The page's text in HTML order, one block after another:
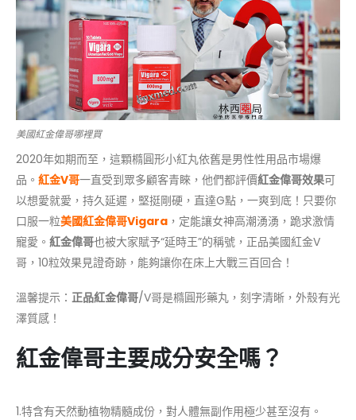
美國紅金偉哥哪裡買
2020年如期而至，這顆橢圓形小紅丸依舊是男性性用品市場爆
品。 紅金V哥一直受到眾多顧客青睞，他們都評價紅金偉哥效果可
以想愛就愛，持久延遲，堅挺剛硬，直達G點，一爽到底！只要你
口服一粒美國紅金偉哥Vigara ，定能讓女神高潮湧湧，跪求激情
寵愛。 紅金偉哥也被大家賦予“延時王”的稱號，正品美國紅金V
哥，10粒效果見證奇跡，能夠讓你在床上大戰三百回合！
溫馨提示： 正品紅金偉哥/V哥是橢圓形藥丸，刻字清晰，外殼有光
澤質感！
紅金偉哥主要成分安全嗎？
1.特含有天然動植物精髓成份，對人體無副作用極少甚至沒有。